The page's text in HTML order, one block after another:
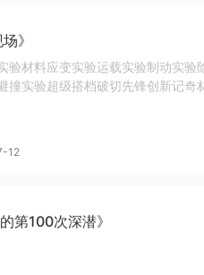
》
验材料应变实验运载实验制动实
撞实验超级搭档破切先锋创新记奇
12
的第100次深潜》